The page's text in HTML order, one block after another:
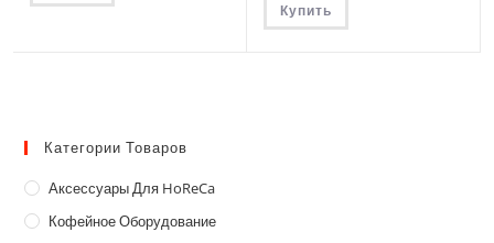
Купить
Категории Товаров
Аксессуары Для HoReCa
Кофейное Оборудование